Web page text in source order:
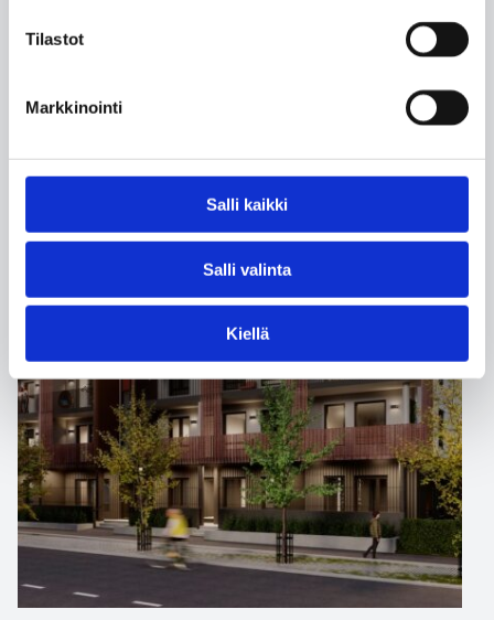
Tilastot
Markkinointi
Salli kaikki
Salli valinta
Kiellä
VALMISTUNUT